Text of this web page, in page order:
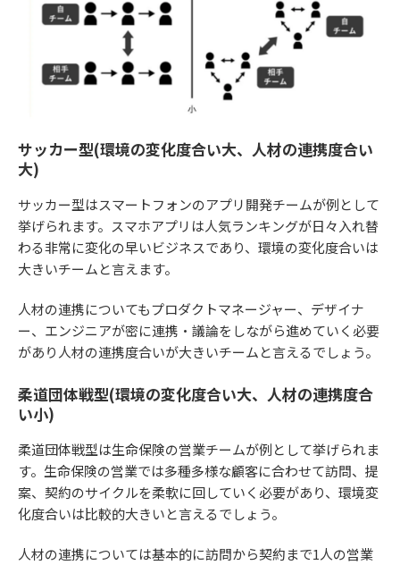
サッカー型(環境の変化度合い大、人材の連携度合い
大)
サッカー型はスマートフォンのアプリ開発チームが例として
挙げられます。スマホアプリは人気ランキングが日々入れ替
わる非常に変化の早いビジネスであり、環境の変化度合いは
大きいチームと言えます。
人材の連携についてもプロダクトマネージャー、デザイナ
ー、エンジニアが密に連携・議論をしながら進めていく必要
があり人材の連携度合いが大きいチームと言えるでしょう。
柔道団体戦型(環境の変化度合い大、人材の連携度合
い小)
柔道団体戦型は生命保険の営業チームが例として挙げられま
す。生命保険の営業では多種多様な顧客に合わせて訪問、提
案、契約のサイクルを柔軟に回していく必要があり、環境変
化度合いは比較的大きいと言えるでしょう。
人材の連携については基本的に訪問から契約まで1人の営業